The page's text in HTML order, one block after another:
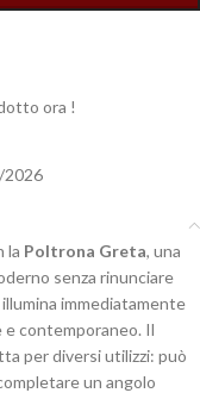
ora !
2026
la Poltrona Greta, una
senza rinunciare
immediatamente
e contemporaneo. Il
per diversi utilizzi: può
un angolo